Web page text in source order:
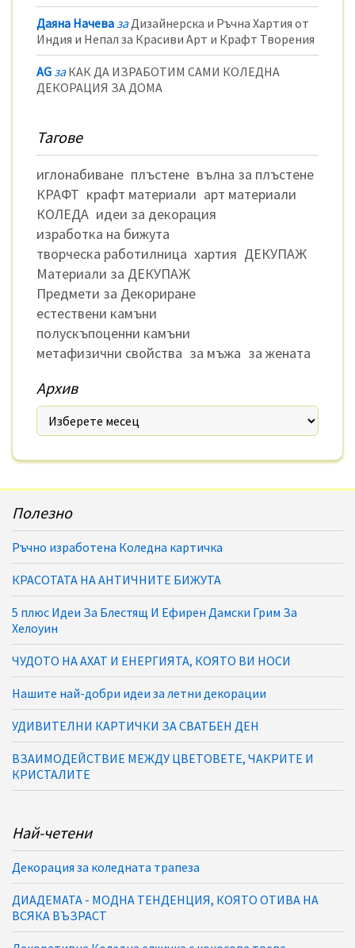
Даяна Начева заДизайнерска и Ръчна Хартия от
Индия и Непал за Красиви Арт и Крафт Творения
AG за КАК ДА ИЗРАБОТИМ САМИ КОЛЕДНА
ДЕКОРАЦИЯ ЗА ДОМА
Тагове
иглонабиване плъстене вълна за плъстене
КРАФТ крафт материали арт материали
КОЛЕДА идеи за декорация
изработка на бижута
творческа работилница хартия ДЕКУПАЖ
Материали за ДЕКУПАЖ
Предмети за Декориране
естествени камъни
полускъпоценни камъни
метафизични свойства за мъжа за жената
Архив
Полезно
Ръчно изработена Коледна картичка
КРАСОТАТА НА АНТИЧНИТЕ БИЖУТА
5 плюс Идеи За Блестящ И Ефирен Дамски Грим За
Хелоуин
ЧУДОТО НА АХАТ И ЕНЕРГИЯТА, КОЯТО ВИ НОСИ
Нашите най-добри идеи за летни декорации
УДИВИТЕЛНИ КАРТИЧКИ ЗА СВАТБЕН ДЕН
ВЗАИМОДЕЙСТВИЕ МЕЖДУ ЦВЕТОВЕТЕ, ЧАКРИТЕ И
КРИСТАЛИТЕ
Най-четени
Декорация за коледната трапеза
ДИАДЕМАТА - МОДНА ТЕНДЕНЦИЯ, КОЯТО ОТИВА НА
ВСЯКА ВЪЗРАСТ